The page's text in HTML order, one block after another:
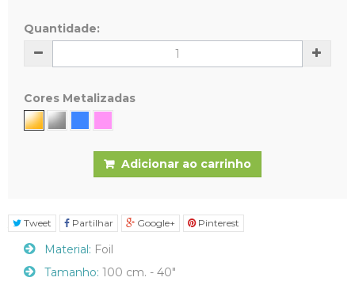
Quantidade:
Cores Metalizadas
Adicionar ao carrinho
Tweet Partilhar Google+ Pinterest
Material: Foil
Tamanho: 100 cm. - 40"